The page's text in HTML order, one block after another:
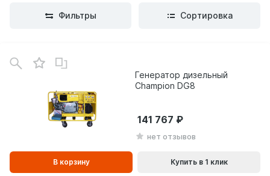
Фильтры Сортировка
Генератор дизельный
Champion DG8
нет отзывов
141 767
В корзину Купить в 1 клик